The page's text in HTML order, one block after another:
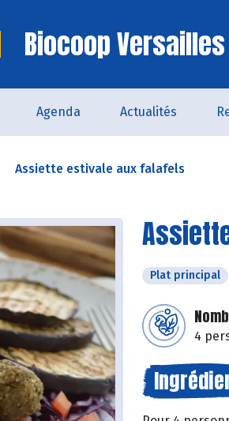
Biocoop
Agenda Actualités
Assiette estivale aux falafels
Plat principal
4